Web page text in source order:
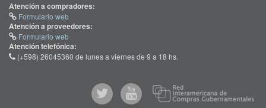
Atención a compradores:
Formulario web
Atención a proveedores:
Formulario web
Atención telefónica:
(+598) 26045360 de lunes a viernes de 9 a 18 hs.
@comprasgubuy
ACCE